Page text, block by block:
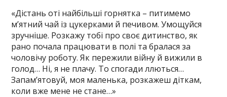
«Дістань оті найбільші горнятка – питимемо
м’ятний чай із цукерками й печивом. Умощуйся
зручніше. Розкажу тобі про своє дитинство, як
рано почала працювати в полі та бралася за
чоловічу роботу. Як пережили війну й вижили в
голод… Ні, я не плачу. То спогади ллються…
Запам’ятовуй, моя маленька, розкажеш діткам,
коли вже мене не стане…»